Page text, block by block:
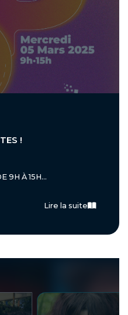
!
9H À 15H...
Lire la suite